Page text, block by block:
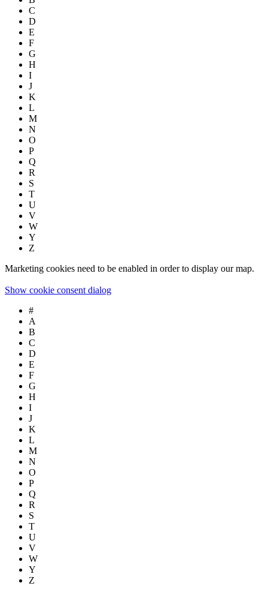
C
D
E
F
G
H
I
J
K
L
M
N
O
P
Q
R
S
T
U
V
W
Y
Z
Marketing cookies need to be enabled in order to display our map.
Show cookie consent dialog
#
A
B
C
D
E
F
G
H
I
J
K
L
M
N
O
P
Q
R
S
T
U
V
W
Y
Z